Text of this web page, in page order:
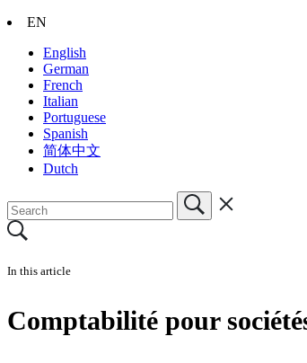
EN
English
German
French
Italian
Portuguese
Spanish
简体中文
Dutch
In this article
Comptabilité pour